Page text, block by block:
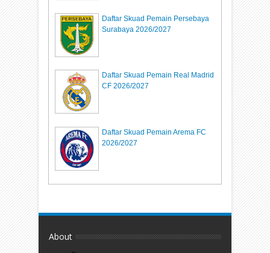
Daftar Skuad Pemain Persebaya
Surabaya 2026/2027
Daftar Skuad Pemain Real Madrid
CF 2026/2027
Daftar Skuad Pemain Arema FC
2026/2027
About